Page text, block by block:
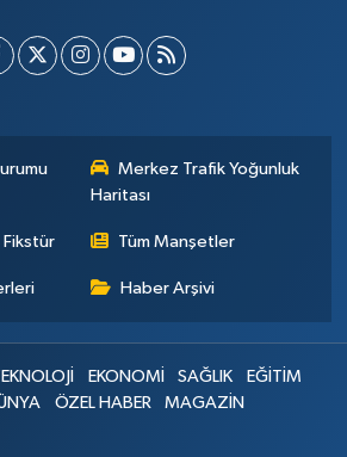
Merkez Trafik Yoğunluk
Haritası
Fikstür Tüm Manşetler
Haber Arşivi
EKONOMİ SAĞLIK
EĞİTİM
ÖZEL HABER MAGAZİN